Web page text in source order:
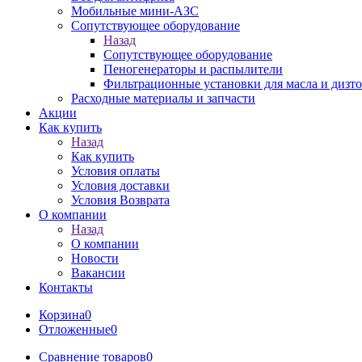
Мобильные мини-АЗС
Сопутствующее оборудование
Назад
Сопутствующее оборудование
Пеногенераторы и распылители
Фильтрационные установки для масла и
Расходные материалы и запчасти
Акции
Как купить
Назад
Как купить
Условия оплаты
Условия доставки
Условия Возврата
О компании
Назад
О компании
Новости
Вакансии
Контакты
Корзина0
Отложенные0
Сравнение товаров0